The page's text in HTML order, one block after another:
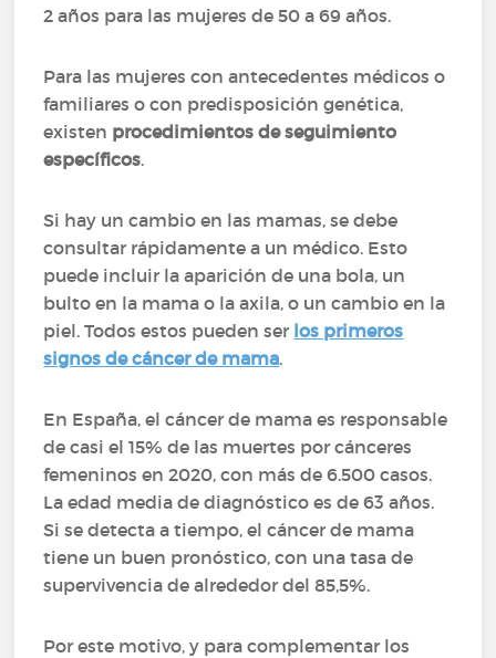
2 años para las mujeres de 50 a 69 años.
Para las mujeres con antecedentes médicos o
familiares o con predisposición genética,
existen procedimientos de seguimiento
específicos.
Si hay un cambio en las mamas, se debe
consultar rápidamente a un médico. Esto
puede incluir la aparición de una bola, un
bulto en la mama o la axila, o un cambio en la
piel. Todos estos pueden ser los primeros
signos de cáncer de mama.
En España, el cáncer de mama es responsable
de casi el 15% de las muertes por cánceres
femeninos en 2020, con más de 6.500 casos.
La edad media de diagnóstico es de 63 años.
Si se detecta a tiempo, el cáncer de mama
tiene un buen pronóstico, con una tasa de
supervivencia de alrededor del 85,5%.
Por este motivo, y para complementar los